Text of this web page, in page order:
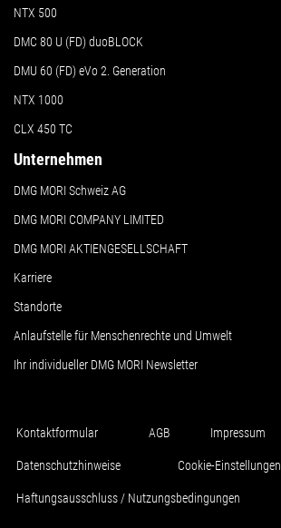
NTX 500
DMC 80 U (FD) duoBLOCK
DMU 60 (FD) eVo 2. Generation
NTX 1000
CLX 450 TC
Unternehmen
DMG MORI Schweiz AG
DMG MORI COMPANY LIMITED
DMG MORI AKTIENGESELLSCHAFT
Karriere
Standorte
Anlaufstelle für Menschenrechte und Umwelt
Ihr individueller DMG MORI Newsletter
Kontaktformular AGB Impressum
Datenschutzhinweise Cookie-Einstellungen
Haftungsausschluss / Nutzungsbedingungen